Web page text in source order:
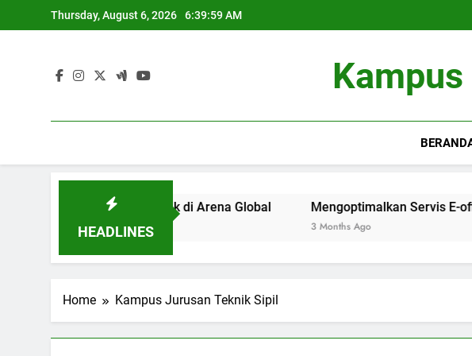
to
Thursday, August 6, 2026 6:39:59 AM
HEADLINES
Universitas Terbaik di Arena Global Mengoptimalkan Servis E-office
3 Months Ago
Home Kampus Jurusan Teknik Sipil